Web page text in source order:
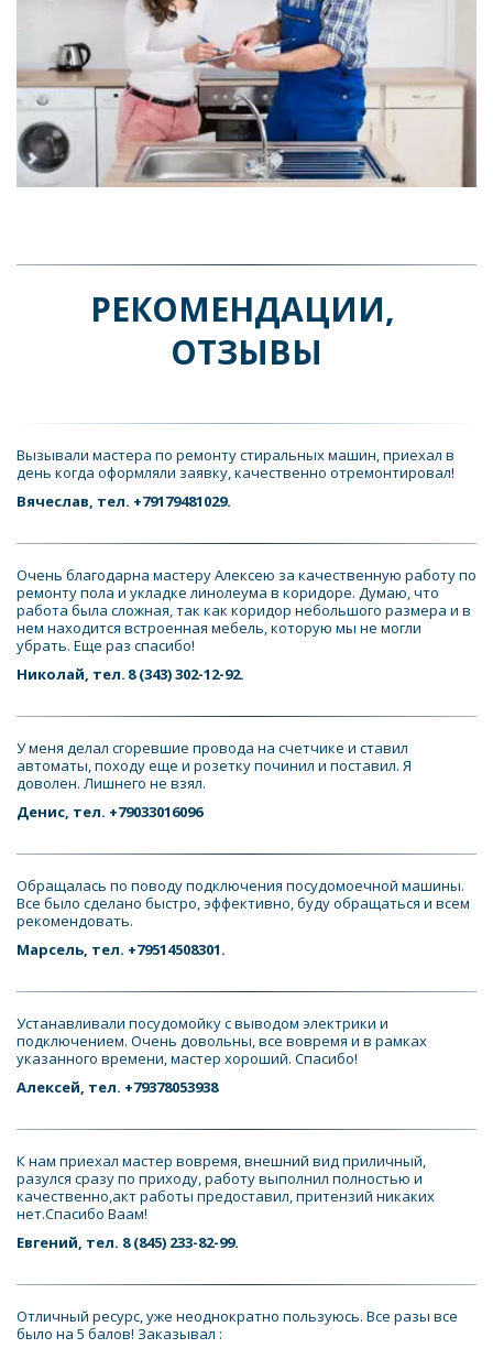
РЕКОМЕНДАЦИИ,
ОТЗЫВЫ
Вызывали мастера по ремонту стиральных машин, приехал в
день когда оформляли заявку, качественно отремонтировал!
Вячеслав, тел. +79179481029.
Очень благодарна мастеру Алексею за качественную работу по
ремонту пола и укладке линолеума в коридоре. Думаю, что
работа была сложная, так как коридор небольшого размера и в
нем находится встроенная мебель, которую мы не могли
убрать. Еще раз спасибо!
Николай, тел. 8 (343) 302-12-92.
У меня делал сгоревшие провода на счетчике и ставил
автоматы, походу еще и розетку починил и поставил. Я
доволен. Лишнего не взял.
Денис, тел. +79033016096
Обращалась по поводу подключения посудомоечной машины.
Все было сделано быстро, эффективно, буду обращаться и всем
рекомендовать.
Марсель, тел. +79514508301.
Устанавливали посудомойку с выводом электрики и
подключением. Очень довольны, все вовремя и в рамках
указанного времени, мастер хороший. Спасибо!
Алексей, тел. +79378053938
К нам приехал мастер вовремя, внешний вид приличный,
разулся сразу по приходу, работу выполнил полностью и
качественно,акт работы предоставил, притензий никаких
нет.Спасибо Ваам!
Евгений, тел. 8 (845) 233-82-99.
Отличный ресурс, уже неоднократно пользуюсь. Все разы все
было на 5 балов! Заказывал :